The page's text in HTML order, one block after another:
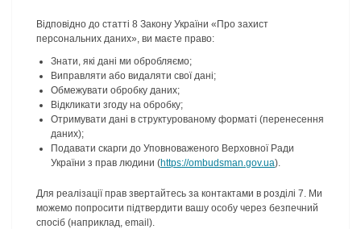
Відповідно до статті 8 Закону України «Про захист
персональних даних», ви маєте право:
Знати, які дані ми обробляємо;
Виправляти або видаляти свої дані;
Обмежувати обробку даних;
Відкликати згоду на обробку;
Отримувати дані в структурованому форматі (перенесення
даних);
Подавати скарги до Уповноваженого Верховної Ради
України з прав людини (https://ombudsman.gov.ua).
Для реалізації прав звертайтесь за контактами в розділі 7. Ми
можемо попросити підтвердити вашу особу через безпечний
спосіб (наприклад, email).